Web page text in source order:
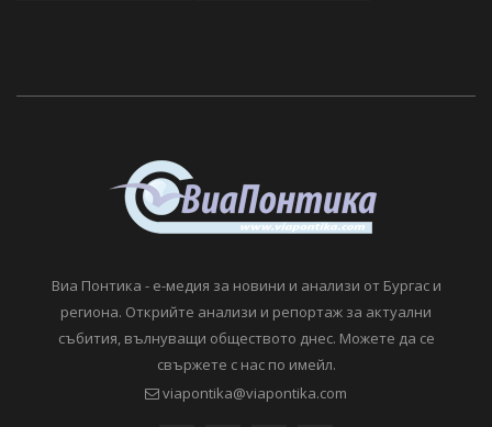
Виа Понтика - е-медия за новини и анализи от Бургас и
региона. Открийте анализи и репортаж за актуални
събития, вълнуващи обществото днес. Можете да се
свържете с нас по имейл.
viapontika@viapontika.com